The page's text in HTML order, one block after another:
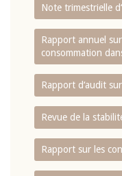
Note trimestrielle
Rapport annuel
consommation
Rapport d‘audit
Revue de la
Rapport sur les